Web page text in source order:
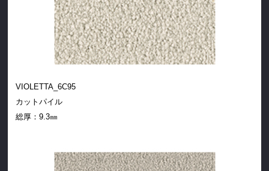
VIOLETTA_6C95
カットパイル
総厚：9.3㎜